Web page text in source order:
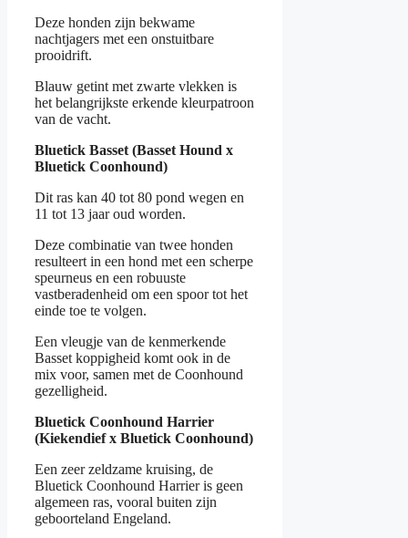
Deze honden zijn bekwame
nachtjagers met een onstuitbare
prooidrift.
Blauw getint met zwarte vlekken is
het belangrijkste erkende kleurpatroon
van de vacht.
Bluetick Basset (Basset Hound x
Bluetick Coonhound)
Dit ras kan 40 tot 80 pond wegen en
11 tot 13 jaar oud worden.
Deze combinatie van twee honden
resulteert in een hond met een scherpe
speurneus en een robuuste
vastberadenheid om een spoor tot het
einde toe te volgen.
Een vleugje van de kenmerkende
Basset koppigheid komt ook in de
mix voor, samen met de Coonhound
gezelligheid.
Bluetick Coonhound Harrier
(Kiekendief x Bluetick Coonhound)
Een zeer zeldzame kruising, de
Bluetick Coonhound Harrier is geen
algemeen ras, vooral buiten zijn
geboorteland Engeland.